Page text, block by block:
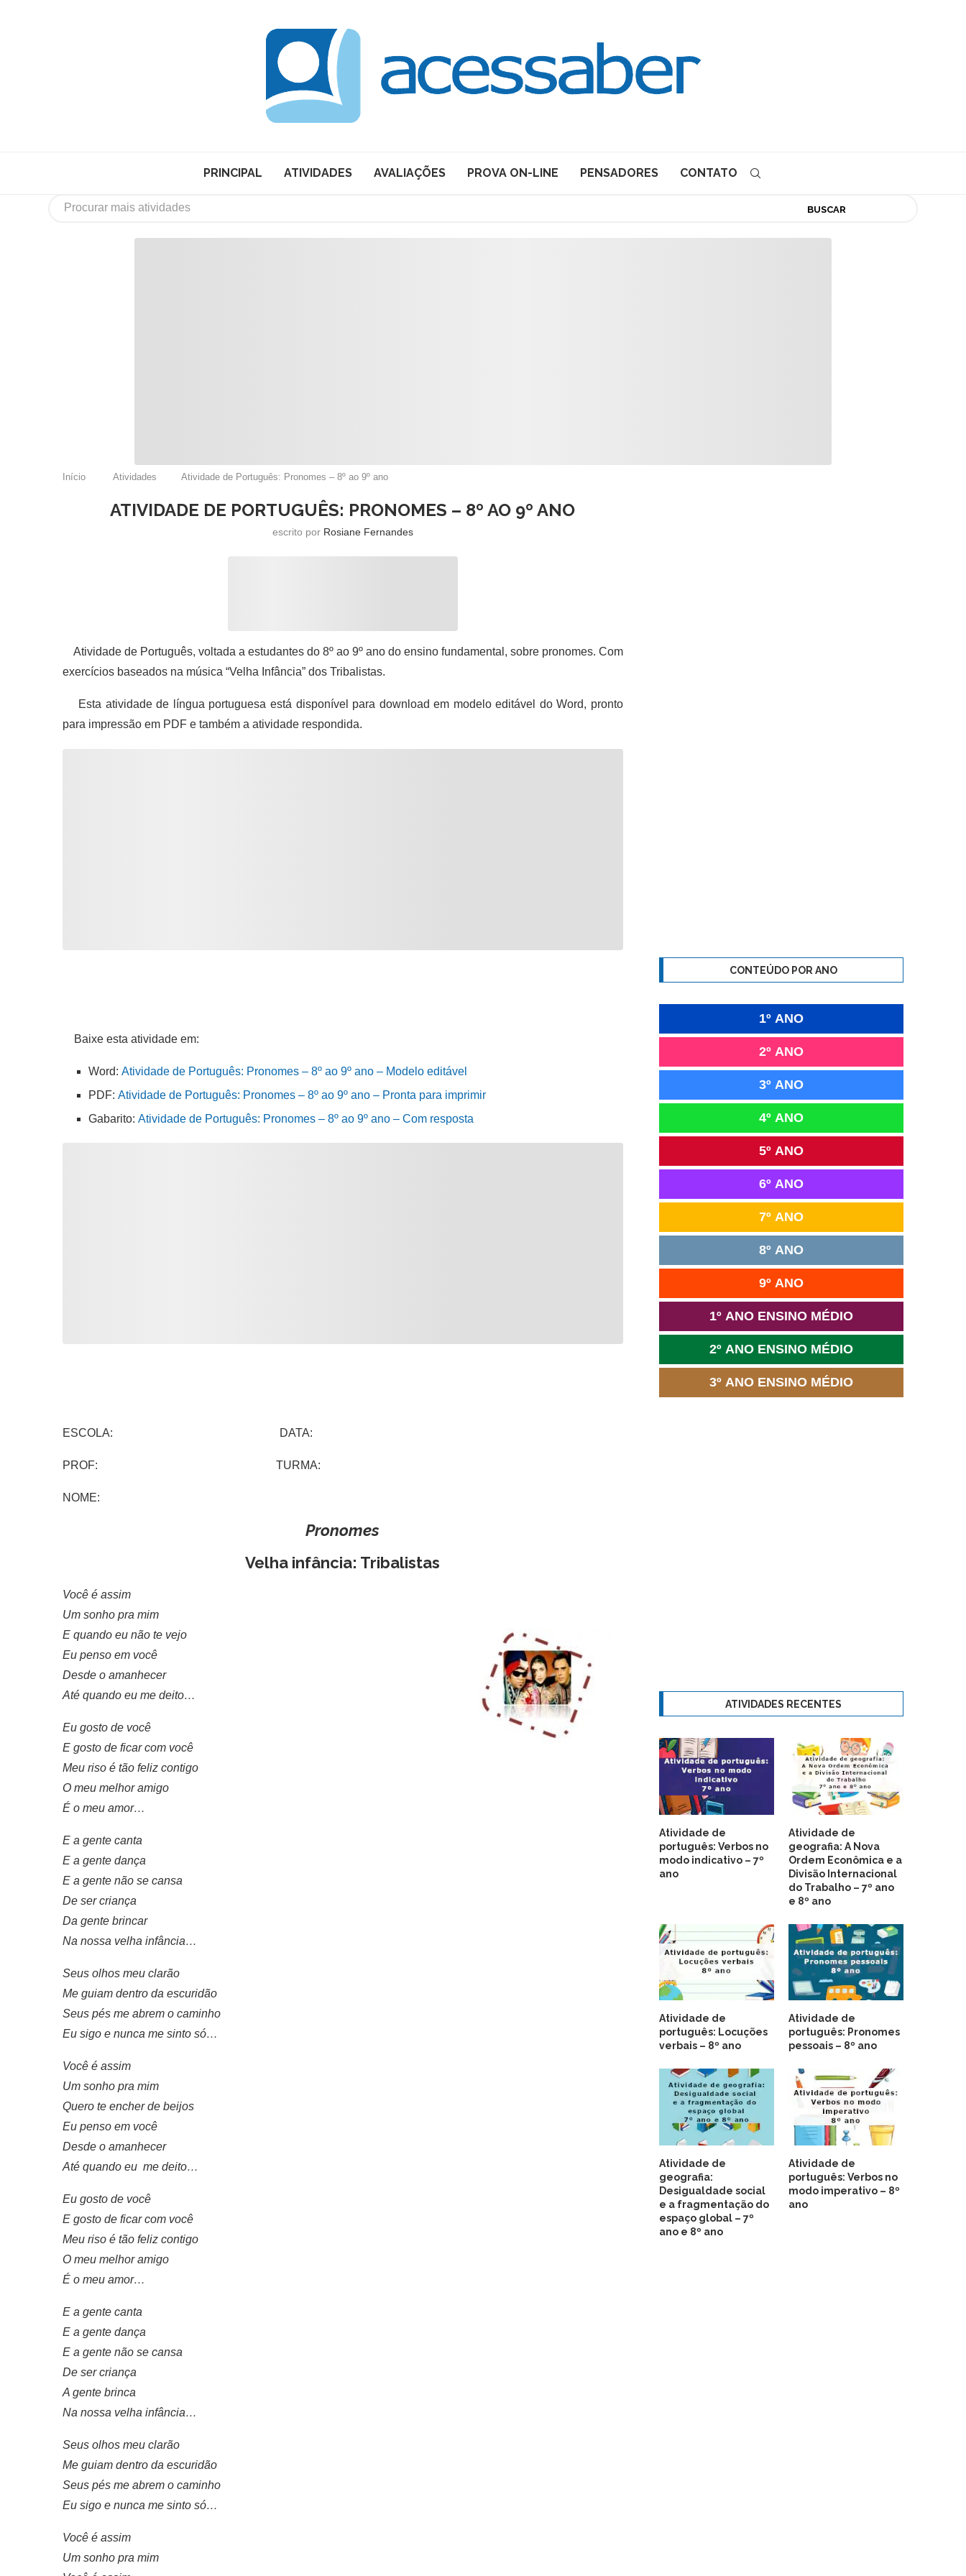
PRINCIPAL ATIVIDADES AVALIAÇÕES PROVA ON-LINE PENSADORES CONTATO
BUSCAR
Início Atividades Atividade de Português: Pronomes – 8º ao 9º ano
ATIVIDADE DE PORTUGUÊS: PRONOMES – 8º AO 9º ANO
escrito por Rosiane Fernandes
Atividade de Português, voltada a estudantes do 8º ao 9º ano do ensino fundamental, sobre pronomes. Com
exercícios baseados na música “Velha Infância” dos Tribalistas.
Esta atividade de língua portuguesa está disponível para download em modelo editável do Word, pronto
para impressão em PDF e também a atividade respondida.
Baixe esta atividade em:
Word: Atividade de Português: Pronomes – 8º ao 9º ano – Modelo editável
PDF: Atividade de Português: Pronomes – 8º ao 9º ano – Pronta para imprimir
Gabarito: Atividade de Português: Pronomes – 8º ao 9º ano – Com resposta
ESCOLA: DATA:
PROF: TURMA:
NOME:
Pronomes
Velha infância: Tribalistas
Você é assim
Um sonho pra mim
E quando eu não te vejo
Eu penso em você
Desde o amanhecer
Até quando eu me deito…
Eu gosto de você
E gosto de ficar com você
Meu riso é tão feliz contigo
O meu melhor amigo
É o meu amor…
E a gente canta
E a gente dança
E a gente não se cansa
De ser criança
Da gente brincar
Na nossa velha infância…
Seus olhos meu clarão
Me guiam dentro da escuridão
Seus pés me abrem o caminho
Eu sigo e nunca me sinto só…
Você é assim
Um sonho pra mim
Quero te encher de beijos
Eu penso em você
Desde o amanhecer
Até quando eu me deito…
Eu gosto de você
E gosto de ficar com você
Meu riso é tão feliz contigo
O meu melhor amigo
É o meu amor…
E a gente canta
E a gente dança
E a gente não se cansa
De ser criança
A gente brinca
Na nossa velha infância…
Seus olhos meu clarão
Me guiam dentro da escuridão
Seus pés me abrem o caminho
Eu sigo e nunca me sinto só…
Você é assim
Um sonho pra mim
CONTEÚDO POR ANO
1º ANO
2º ANO
3º ANO
4º ANO
5º ANO
6º ANO
7º ANO
8º ANO
9º ANO
1º ANO ENSINO MÉDIO
2º ANO ENSINO MÉDIO
3º ANO ENSINO MÉDIO
ATIVIDADES RECENTES
Atividade de
português: Verbos no
modo indicativo – 7º
ano
Atividade de
geografia: A Nova
Ordem Econômica e a
Divisão Internacional
do Trabalho – 7º ano
e 8º ano
Atividade de
português: Locuções
verbais – 8º ano
Atividade de
português: Pronomes
pessoais – 8º ano
Atividade de
geografia:
Desigualdade social
e a fragmentação do
espaço global – 7º
ano e 8º ano
Atividade de
português: Verbos no
modo imperativo – 8º
ano